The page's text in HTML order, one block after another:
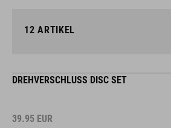
12 ARTIKEL
DREHVERSCHLUSS DISC SET
39.95 EUR